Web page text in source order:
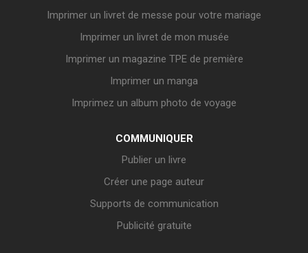
Imprimer un livret de messe pour votre mariage
Imprimer un livret de mon musée
Imprimer un magazine TPE de première
Imprimer un manga
Imprimez un album photo de voyage
COMMUNIQUER
Publier un livre
Créer une page auteur
Supports de communication
Publicité gratuite